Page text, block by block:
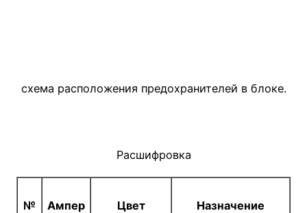
схема расположения предохранителей в блоке.
Расшифровка
№ Ампер Цвет Назначение